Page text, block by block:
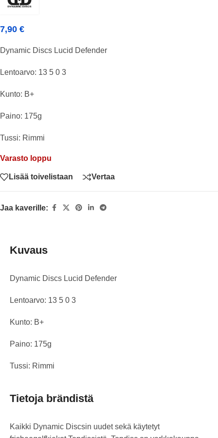
7,90 €
Dynamic Discs Lucid Defender
Lentoarvo: 13 5 0 3
Kunto: B+
Paino: 175g
Tussi: Rimmi
Varasto loppu
Lisää toivelistaan Vertaa
Jaa kaverille:
Kuvaus
Dynamic Discs Lucid Defender
Lentoarvo: 13 5 0 3
Kunto: B+
Paino: 175g
Tussi: Rimmi
Tietoja brändistä
Kaikki Dynamic Discsin uudet sekä käytetyt